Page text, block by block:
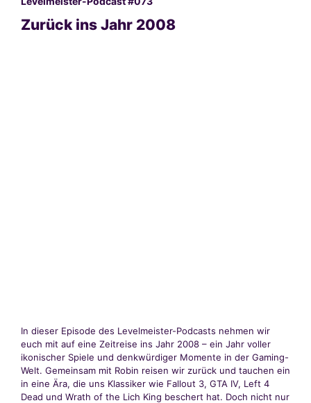
Zurück ins Jahr 2008
In dieser Episode des Levelmeister-Podcasts nehmen wir
euch mit auf eine Zeitreise ins Jahr 2008 – ein Jahr voller
ikonischer Spiele und denkwürdiger Momente in der Gaming-
Welt. Gemeinsam mit Robin reisen wir zurück und tauchen ein
in eine Ära, die uns Klassiker wie Fallout 3, GTA IV, Left 4
Dead und Wrath of the Lich King beschert hat. Doch nicht nur